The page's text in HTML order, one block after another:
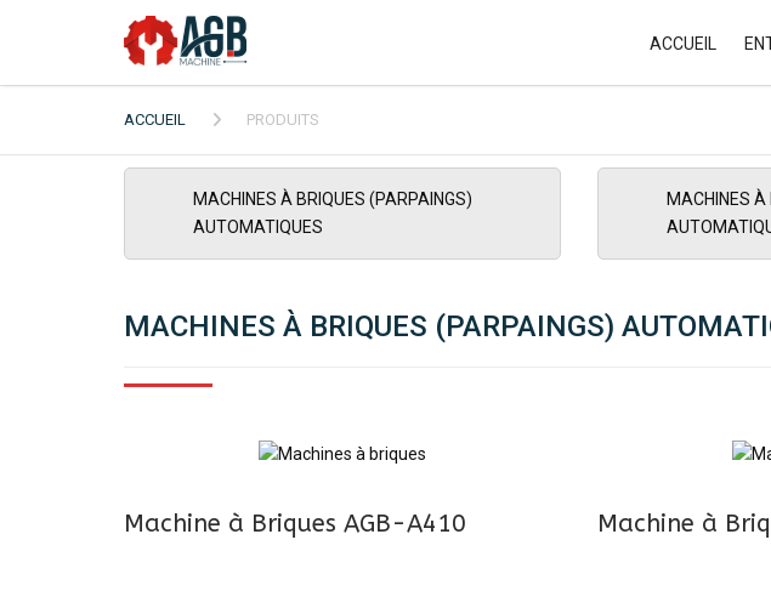
ACCUEIL
ACCUEIL PRODUITS
MACHINES À BRIQUES (PARPAINGS)
AUTOMATIQUES
MACHINES À
MACHINES À BRIQUES (PARPAINGS)
Machine à Briques AGB-A410 Machine à